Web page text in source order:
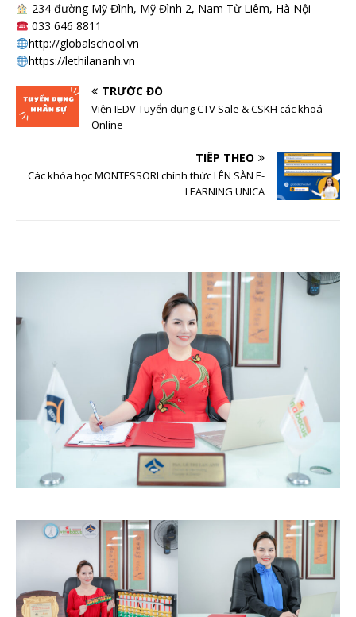
234 đường Mỹ Đình, Mỹ Đình 2, Nam Từ Liêm, Hà Nội
033 646 8811
http://globalschool.vn
https://lethilananh.vn
TRƯỚC ĐÓ
Viện IEDV Tuyển dụng CTV Sale & CSKH các khoá
Online
TIẾP THEO
Các khóa học MONTESSORI chính thức LÊN SÀN E-
LEARNING UNICA